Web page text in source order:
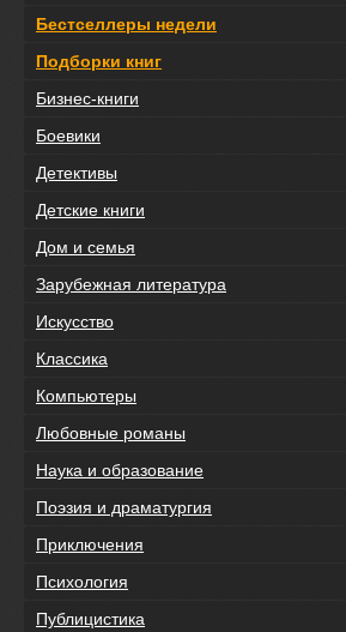
Бестселлеры недели
Подборки книг
Бизнес-книги
Боевики
Детективы
Детские книги
Дом и семья
Зарубежная литература
Искусство
Классика
Компьютеры
Любовные романы
Наука и образование
Поэзия и драматургия
Приключения
Психология
Публицистика